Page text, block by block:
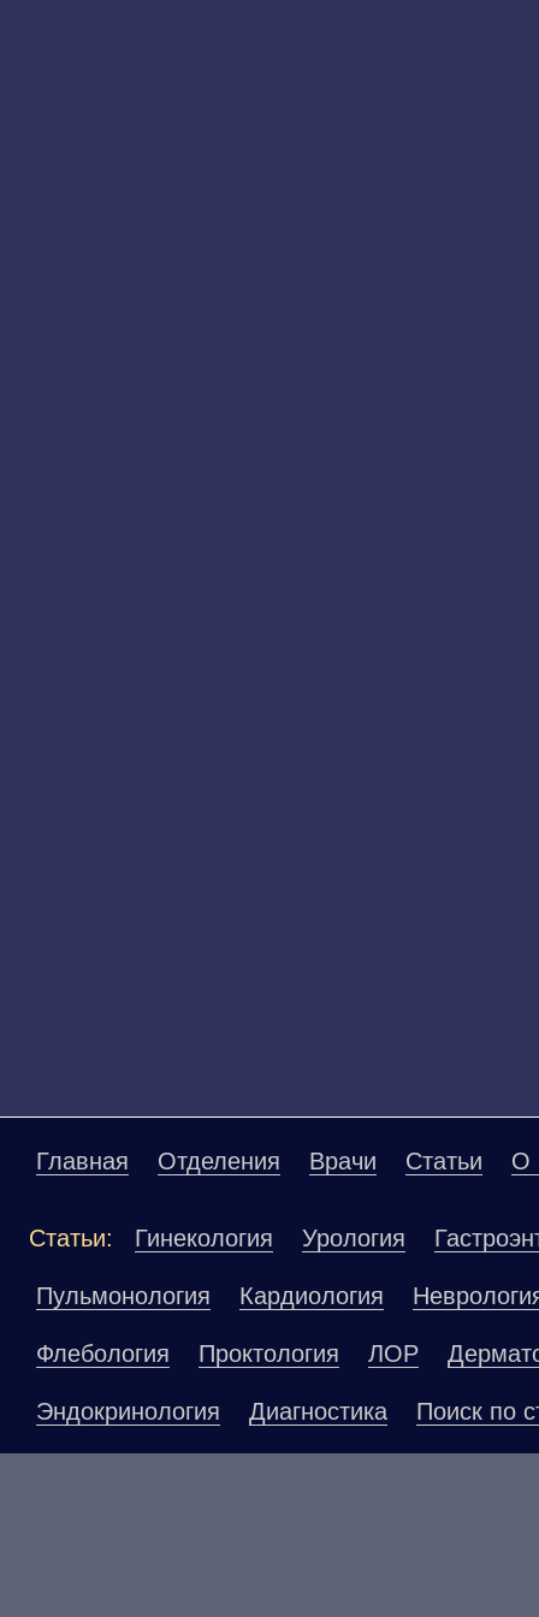
Главная Отделения Врачи Статьи О
Статьи: Гинекология Урология
Пульмонология Кардиология
Флебология Проктология ЛОР
Эндокринология Диагностика Поиск по